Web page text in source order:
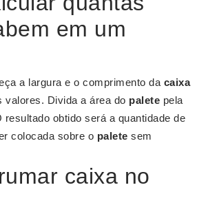
em um
a largura e o comprimento da caixa
valores. Divida a área do palete pela
resultado obtido será a quantidade de
colocada sobre o palete sem
caixa no